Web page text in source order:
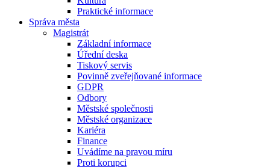
Praktické informace
Správa města
Magistrát
Základní informace
Úřední deska
Tiskový servis
Povinně zveřejňované informace
GDPR
Odbory
Městské společnosti
Městské organizace
Kariéra
Finance
Uvádíme na pravou míru
Proti korupci